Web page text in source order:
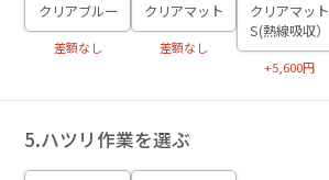
クリアブルー
差額なし
クリアマット
差額なし
クリアマット
S(熱線吸収）
+5,600円
5.ハツリ作業を選ぶ